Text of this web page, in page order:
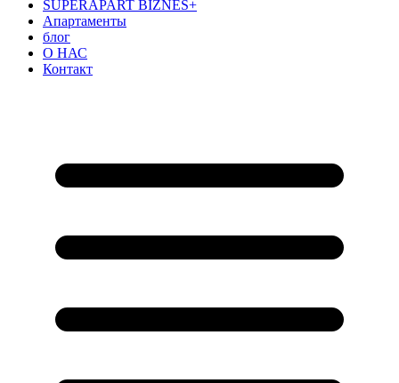
SUPERAPART BIZNES+
Апартаменты
блог
О НАС
Контакт